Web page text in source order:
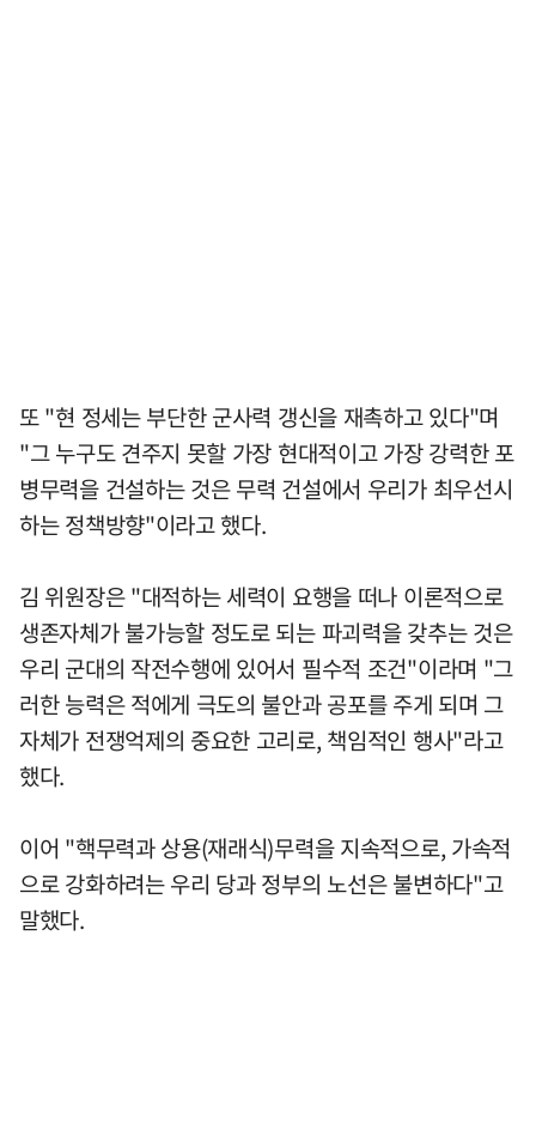
또 "현 정세는 부단한 군사력 갱신을 재촉하고 있다"며
"그 누구도 견주지 못할 가장 현대적이고 가장 강력한 포
병무력을 건설하는 것은 무력 건설에서 우리가 최우선시
하는 정책방향"이라고 했다.
김 위원장은 "대적하는 세력이 요행을 떠나 이론적으로
생존자체가 불가능할 정도로 되는 파괴력을 갖추는 것은
우리 군대의 작전수행에 있어서 필수적 조건"이라며 "그
러한 능력은 적에게 극도의 불안과 공포를 주게 되며 그
자체가 전쟁억제의 중요한 고리로, 책임적인 행사"라고
했다.
이어 "핵무력과 상용(재래식)무력을 지속적으로, 가속적
으로 강화하려는 우리 당과 정부의 노선은 불변하다"고
말했다.